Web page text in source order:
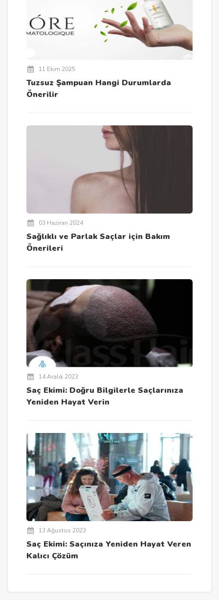
11 Ekim 2025
Tuzsuz Şampuan Hangi Durumlarda
Önerilir
03 Haziran 2024
Sağlıklı ve Parlak Saçlar için Bakım
Önerileri
14 Aralık 2023
Saç Ekimi: Doğru Bilgilerle Saçlarınıza
Yeniden Hayat Verin
13 Ağustos 2023
Saç Ekimi: Saçınıza Yeniden Hayat Veren
Kalıcı Çözüm